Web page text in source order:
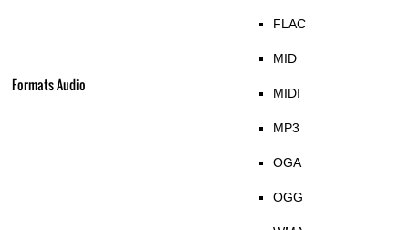
Formats Audio
FLAC
MID
MIDI
MP3
OGA
OGG